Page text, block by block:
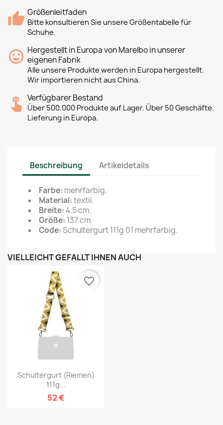
Größenleitfaden
Bitte konsultieren Sie unsere Größentabelle für
Schuhe.
Hergestellt in Europa von Marelbo in unserer
eigenen Fabrik
Alle unsere Produkte werden in Europa hergestellt.
Wir importieren nicht aus China.
Verfügbarer Bestand
Über 500.000 Produkte auf Lager. Über 50 Geschäfte.
Lieferung in Europa.
Beschreibung Artikeldetails
Farbe: mehrfarbig.
Material:textil.
Breite:4.5 cm.
Größe: 137 cm.
Code:Schultergurt 111g 01 mehrfarbig.
VIELLEICHT GEFÄLLT IHNEN AUCH
Schultergurt (Riemen)
111g...
52 €
favorite_border